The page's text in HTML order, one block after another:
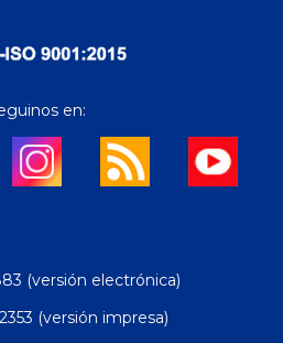
en:
(versión electrónica)
(versión impresa)